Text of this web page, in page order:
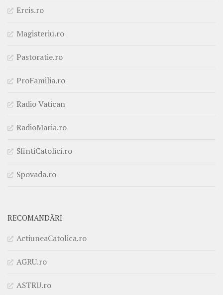
Ercis.ro
Magisteriu.ro
Pastoratie.ro
ProFamilia.ro
Radio Vatican
RadioMaria.ro
SfintiCatolici.ro
Spovada.ro
RECOMANDĂRI
ActiuneaCatolica.ro
AGRU.ro
ASTRU.ro